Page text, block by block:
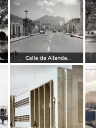
Puente de Puga. ( Circulada el 22 de Mayo de 1920 ). Calle de Allende.